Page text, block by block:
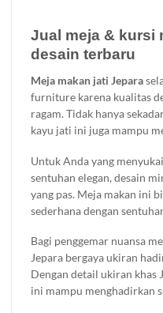
Jual meja & kursi
desain terbaru
Meja makan jati Jepara
furniture karena kualitas
ragam. Tidak hanya
kayu jati ini juga mampu
hingga klasik mewah.
Untuk Anda yang
sentuhan elegan, desain
yang pas. Meja makan ini
sederhana dengan
rumah dengan gaya
bahan dasar kayu jati
tidak hanya cantik secara
awet untuk di gunakan
Bagi penggemar nuansa
Jepara bergaya ukiran
Dengan detail ukiran khas
ini mampu menghadirkan